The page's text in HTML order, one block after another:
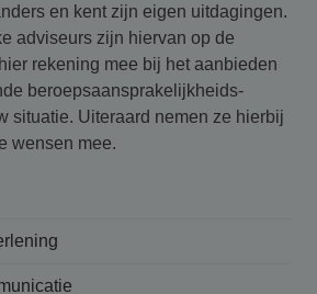
en kent zijn eigen uitdagingen.
adviseurs zijn hiervan op de
rekening mee bij het aanbieden
beroepsaansprakelijk­heids­
situatie. Uiteraard nemen ze hierbij
wensen mee.